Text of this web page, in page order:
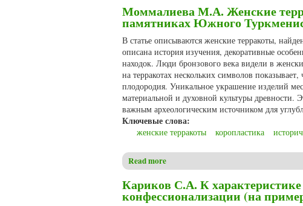
Моммалиева М.А. Женские
памятниках Южного
В статье описываются женские терракоты,
описана история изучения, декоративные
находок. Люди бронзового века видели в
на терракотах нескольких символов
плодородия. Уникальное украшение изделий
материальной и духовной культуры древности.
важным археологическим источником для
Ключевые слова:
женские терракоты коропластика
Read more
Кариков С.А. К
конфессионализации (на